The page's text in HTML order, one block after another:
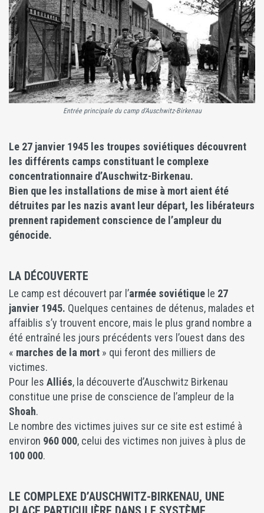
Entrée principale du camp d'Auschwitz-Birkenau
Le 27 janvier 1945 les troupes soviétiques découvrent
les différents camps constituant le complexe
concentrationnaire d’Auschwitz-Birkenau.
Bien que les installations de mise à mort aient été
détruites par les nazis avant leur départ, les libérateurs
prennent rapidement conscience de l’ampleur du
génocide.
LA DÉCOUVERTE
Le camp est découvert par l’armée soviétique le 27
janvier 1945. Quelques centaines de détenus, malades et
affaiblis s’y trouvent encore, mais le plus grand nombre a
été entraîné les jours précédents vers l’ouest dans des
« marches de la mort » qui feront des milliers de
victimes.
Pour les Alliés, la découverte d’Auschwitz Birkenau
constitue une prise de conscience de l’ampleur de la
Shoah.
Le nombre des victimes juives sur ce site est estimé à
environ 960 000, celui des victimes non juives à plus de
100 000.
LE COMPLEXE D’AUSCHWITZ-BIRKENAU, UNE